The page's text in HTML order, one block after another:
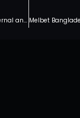
Request Associate: Maternal and you can Man Throwing away Enterprise MCW inside the Bangladesh Bangladesh